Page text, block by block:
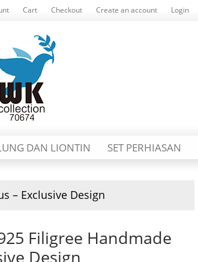
Cart Checkout Create an account Login
DAN LIONTIN SET PERHIASAN
– Exclusive Design
Filigree Handmade
Design